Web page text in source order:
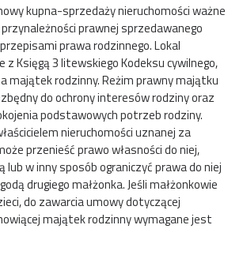
kupna-sprzedaży nieruchomości ważne
prawnej sprzedawanego
prawa rodzinnego. Lokal
z Księgą 3 litewskiego Kodeksu cywilnego,
majątek rodzinny. Reżim prawny majątku
do ochrony interesów rodziny oraz
podstawowych potrzeb rodziny.
nieruchomości uznanej za
przenieść prawo własności do niej,
lub w inny sposób ograniczyć prawa do niej
drugiego małżonka. Jeśli małżonkowie
do zawarcia umowy dotyczącej
majątek rodzinny wymagane jest